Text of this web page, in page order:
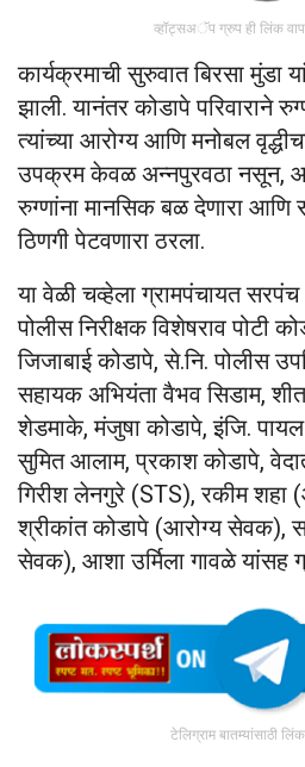
व्हॉट्सअॅप ग्रुप ही लिंक
कार्यक्रमाची सुरुवात बिरसा
झाली. यानंतर कोडापे परिवाराने
त्यांच्या आरोग्य आणि मनोबल
उपक्रम केवळ अन्नपुरवठा नसून,
रुग्णांना मानसिक बळ देणारा आणि
ठिणगी पेटवणारा ठरला.
या वेळी चव्हेला ग्रामपंचायत
पोलीस निरीक्षक विशेषराव पोटी
जिजाबाई कोडापे, से.नि. पोलीस
सहायक अभियंता वैभव सिडाम,
शेडमाके, मंजुषा कोडापे, इंजि.
सुमित आलाम, प्रकाश कोडापे,
गिरीश लेनगुरे (STS), रकीम शहा
श्रीकांत कोडापे (आरोग्य सेवक),
सेवक), आशा उर्मिला गावळे यांसह
टेलिग्राम बातम्यांसाठी